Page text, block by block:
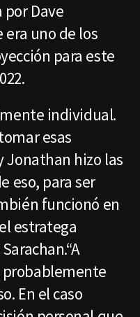
por Dave
era uno de los
para este
individual.
esas
Jonathan hizo las
eso, para ser
funcionó en
estratega
probablemente
En el caso